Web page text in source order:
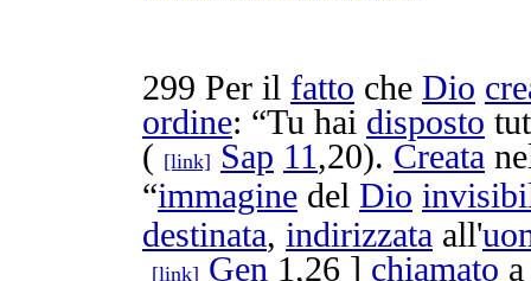
299 Per il fatto che Dio
ordine: “Tu hai disposto
( [link] Sap 11,20). Creata
“immagine del Dio
destinata, indirizzata all'
[link] Gen 1,26 ] chiamato